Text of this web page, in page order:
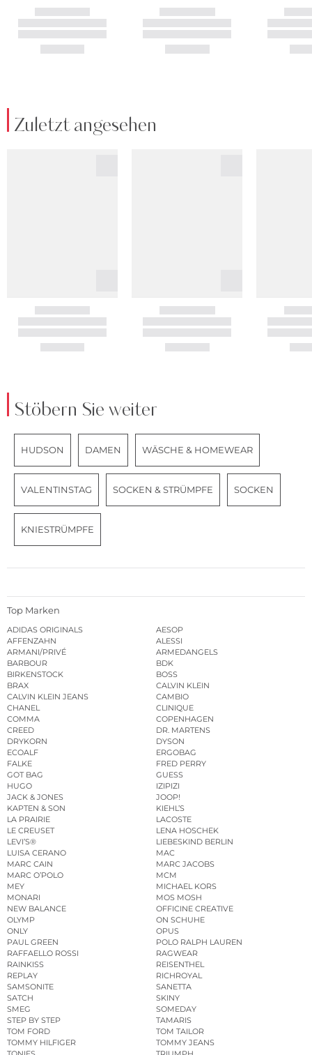
Zuletzt angesehen
Stöbern Sie weiter
HUDSON DAMEN WÄSCHE & HOMEWEAR
VALENTINSTAG SOCKEN & STRÜMPFE SOCKEN
KNIESTRÜMPFE
Top Marken
ADIDAS ORIGINALS
AESOP
AFFENZAHN
ALESSI
ARMANI/PRIVÉ
ARMEDANGELS
BARBOUR
BDK
BIRKENSTOCK
BOSS
BRAX
CALVIN KLEIN
CALVIN KLEIN JEANS
CAMBIO
CHANEL
CLINIQUE
COMMA
COPENHAGEN
CREED
DR. MARTENS
DRYKORN
DYSON
ECOALF
ERGOBAG
FALKE
FRED PERRY
GOT BAG
GUESS
HUGO
IZIPIZI
JACK & JONES
JOOP!
KAPTEN & SON
KIEHL’S
LA PRAIRIE
LACOSTE
LE CREUSET
LENA HOSCHEK
LEVI’S®
LIEBESKIND BERLIN
LUISA CERANO
MAC
MARC CAIN
MARC JACOBS
MARC O’POLO
MCM
MEY
MICHAEL KORS
MONARI
MOS MOSH
NEW BALANCE
OFFICINE CREATIVE
OLYMP
ON SCHUHE
ONLY
OPUS
PAUL GREEN
POLO RALPH LAUREN
RAFFAELLO ROSSI
RAGWEAR
RAINKISS
REISENTHEL
REPLAY
RICHROYAL
SAMSONITE
SANETTA
SATCH
SKINY
SMEG
SOMEDAY
STEP BY STEP
TAMARIS
TOM FORD
TOM TAILOR
TOMMY HILFIGER
TOMMY JEANS